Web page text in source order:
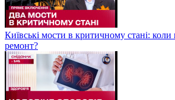
Київські мости в критичному стані: коли
ремонт?